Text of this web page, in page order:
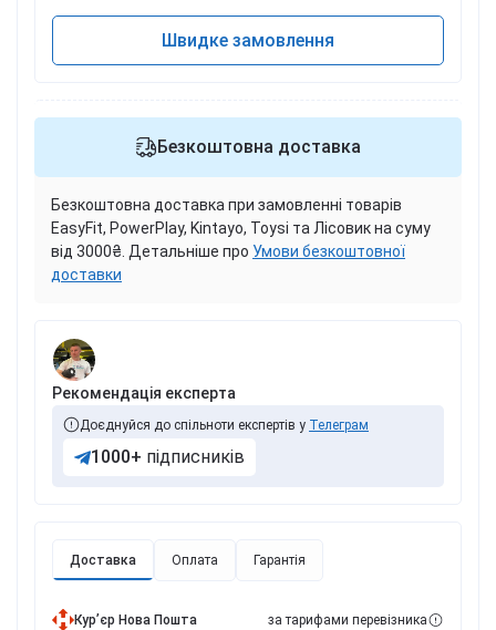
Доставка Оплата Гарантія
Курʼєр Нова Пошта за тарифами перевізника
Швидке замовлення
Безкоштовна доставка
Безкоштовна доставка при замовленні товарів
EasyFit, PowerPlay, Kintayo, Toysi та Лісовик на суму
від 3000₴. Детальніше про Умови безкоштовної
доставки
Рекомендація експерта
Доєднуйся до спільноти експертів у Телеграм
1000+ підписників